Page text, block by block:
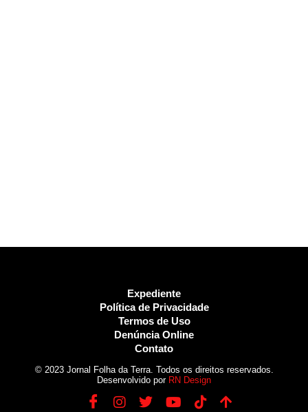
Expediente
Política de Privacidade
Termos de Uso
Denúncia Online
Contato
© 2023 Jornal Folha da Terra. Todos os direitos reservados.
Desenvolvido por RN Design